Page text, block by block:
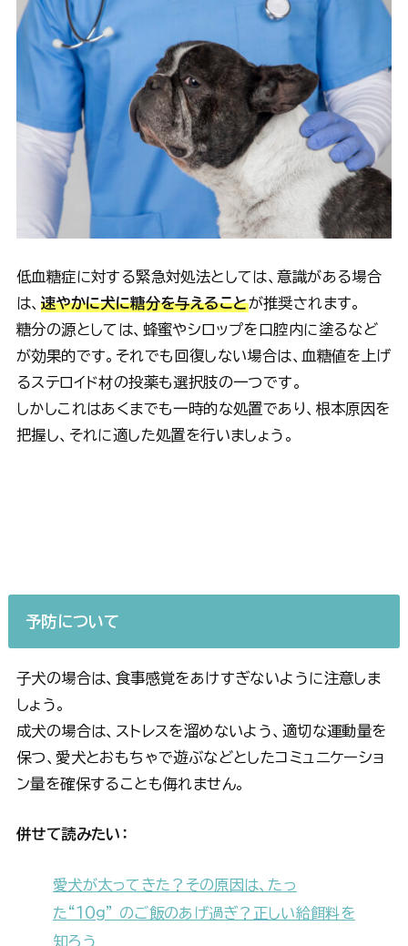
低血糖症に対する緊急対処法としては、意識がある場合
は、 速やかに犬に糖分を与えることが推奨されます。
糖分の源としては、蜂蜜やシロップを口腔内に塗るなど
が効果的です。それでも回復しない場合は、血糖値を上げ
るステロイド材の投薬も選択肢の一つです。
しかしこれはあくまでも一時的な処置であり、根本原因を
把握し、それに適した処置を行いましょう。
予防について
子犬の場合は、食事感覚をあけすぎないように注意しま
しょう。
成犬の場合は、ストレスを溜めないよう、適切な運動量を
保つ、愛犬とおもちゃで遊ぶなどとしたコミュニケーショ
ン量を確保することも侮れません。
併せて読みたい：
愛犬が太ってきた？その原因は、たっ
た“10g” のご飯のあげ過ぎ？正しい給餌料を
知ろう